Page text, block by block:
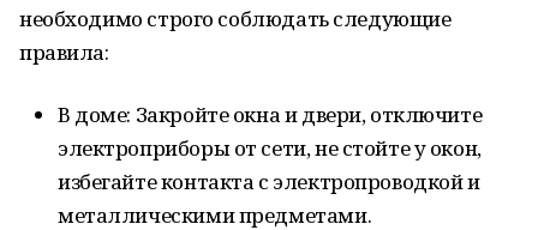
необходимо строго соблюдать следующие
правила:
В доме: Закройте окна и двери, отключите
электроприборы от сети, не стойте у окон,
избегайте контакта с электропроводкой и
металлическими предметами.